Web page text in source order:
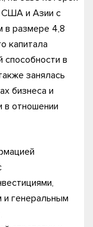
США и Азии с
в размере 4,8
капитала
способности в
занялась
бизнеса и
в отношении
и генеральным